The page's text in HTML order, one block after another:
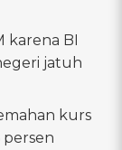
karena BI
jatuh
kurs